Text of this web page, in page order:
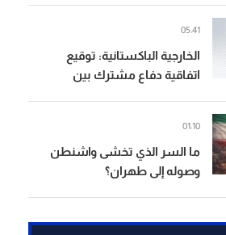
الخارجية الباكستانية: توقيع
اتفاقية دفاع مشترك بين
05:41
ما السر الذي تخشى واشنطن
وصوله إلى طهران؟
01:10